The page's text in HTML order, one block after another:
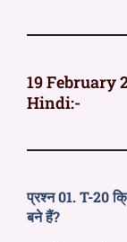
19 February
Hindi:-
प्रश्न 01. T-20
बने हैं?